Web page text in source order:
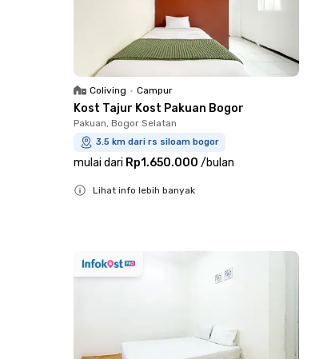
Coliving • Campur
Kost Tajur Kost Pakuan Bogor
Pakuan, Bogor Selatan
3.5 km dari rs siloam bogor
mulai dari Rp1.650.000 /bulan
Lihat info lebih banyak